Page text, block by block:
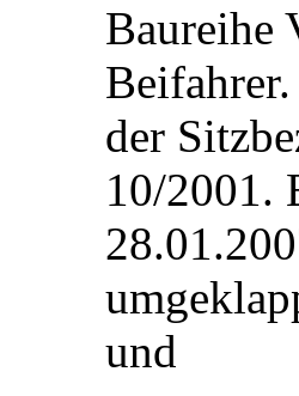
Baureihe
der
10/2001.
und